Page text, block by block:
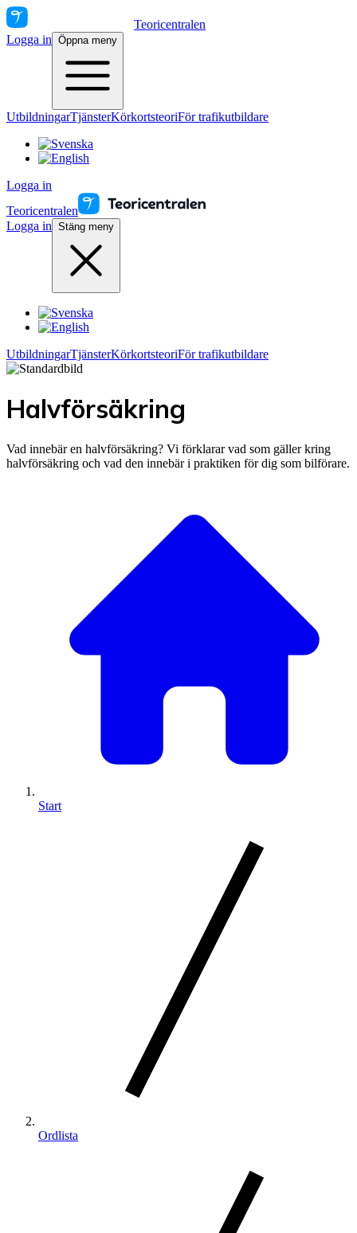
Teoricentralen
Logga in Öppna meny
UtbildningarTjänsterKörkortsteoriFör trafikutbildare
Logga in
Teoricentralen
Logga in Stäng meny
UtbildningarTjänsterKörkortsteoriFör trafikutbildare
Halvförsäkring
Vad innebär en halvförsäkring? Vi förklarar vad som gäller kring
halvförsäkring och vad den innebär i praktiken för dig som bilförare.
Start
Ordlista